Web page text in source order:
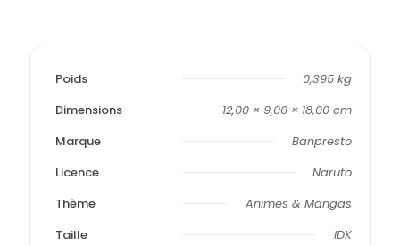
Poids
0,395 kg
Dimensions
12,00 × 9,00 × 18,00 cm
Marque
Banpresto
Licence
Naruto
Thème
Animes & Mangas
Taille
IDK